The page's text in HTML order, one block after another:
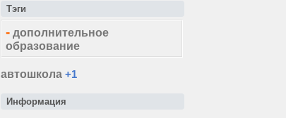
Тэги
- дополнительное
образование
автошкола +1
Информация